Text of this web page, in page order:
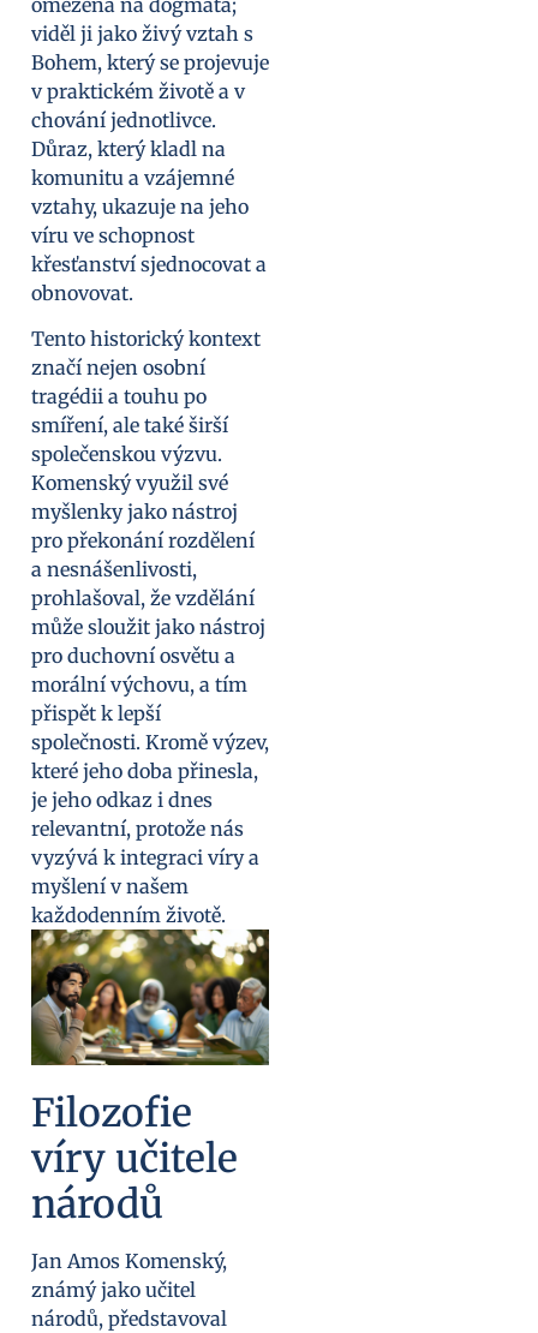
viděl ji jako živý vztah s
Bohem, který se projevuje
v praktickém životě a v
chování jednotlivce.
Důraz, který kladl na
komunitu a vzájemné
vztahy, ukazuje na jeho
víru ve schopnost
křesťanství sjednocovat a
obnovovat.
Tento historický kontext
značí nejen osobní
tragédii a touhu po
smíření, ale také širší
společenskou výzvu.
Komenský využil své
myšlenky jako nástroj
pro překonání rozdělení
a nesnášenlivosti,
prohlašoval, že vzdělání
může sloužit jako nástroj
pro duchovní osvětu a
morální výchovu, a tím
přispět k lepší
společnosti. Kromě výzev,
které jeho doba přinesla,
je jeho odkaz i dnes
relevantní, protože nás
vyzývá k integraci víry a
myšlení v našem
každodenním životě.
Filozofie
víry učitele
národů
Jan Amos Komenský,
známý jako učitel
národů, představoval